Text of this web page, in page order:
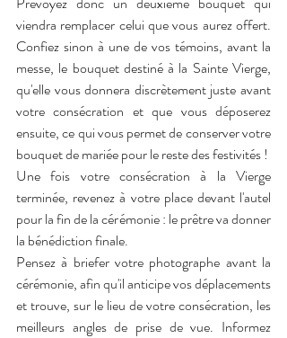
viendra remplacer celui que vous aurez offert.
Confiez sinon à une de vos témoins, avant la
messe, le bouquet destiné à la Sainte Vierge,
qu'elle vous donnera discrètement juste avant
votre consécration et que vous déposerez
ensuite, ce qui vous permet de conserver votre
bouquet de mariée pour le reste des festivités !
Une fois votre consécration à la Vierge
terminée, revenez à votre place devant l'autel
pour la fin de la cérémonie : le prêtre va donner
la bénédiction finale.
Pensez à briefer votre photographe avant la
cérémonie, afin qu'il anticipe vos déplacements
et trouve, sur le lieu de votre consécration, les
meilleurs angles de prise de vue. Informez